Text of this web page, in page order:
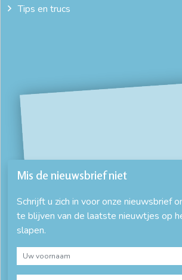
Tips en trucs
Mis de nieuwsbrief niet
Schrijft u zich in voor onze nieuwsbrief
te blijven van de laatste nieuwtjes op
slapen.